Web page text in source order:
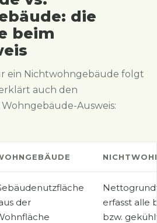
die
beim
ein Nichtwohngebäude folgt
auch den
Ausweis:
der
erfasst alle
bzw.